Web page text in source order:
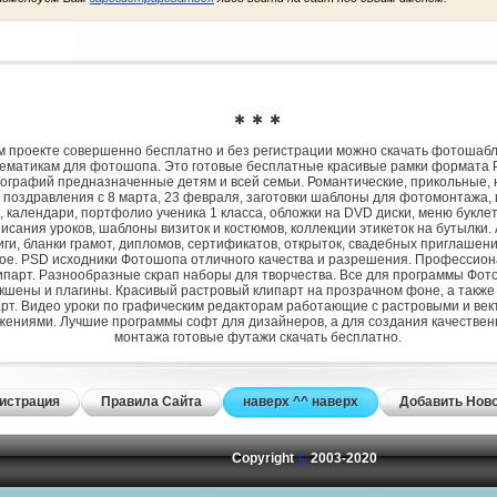
✱ ✱ ✱
проекте совершенно бесплатно и без регистрации можно скачать
для фотошопа. Это готовые бесплатные красивые рамки формата
предназначенные детям и всей семьи. Романтические, прикольные,
поздравления с 8 марта, 23 февраля, заготовки шаблоны для
календари, портфолио ученика 1 класса, обложки на DVD диски, меню
уроков, шаблоны визиток и костюмов, коллекции этикеток на бутылки.
бланки грамот, дипломов, сертификатов, открыток, свадебных
PSD исходники Фотошопа отличного качества и разрешения.
Разнообразные скрап наборы для творчества. Все для программы
и плагины. Красивый растровый клипарт на прозрачном фоне, а
Видео уроки по графическим редакторам работающие с растровыми и
Лучшие программы софт для дизайнеров, а для создания
монтажа готовые футажи скачать бесплатно.
Правила Сайта наверх ^^ наверх Добавить
Copyright©2003-2020